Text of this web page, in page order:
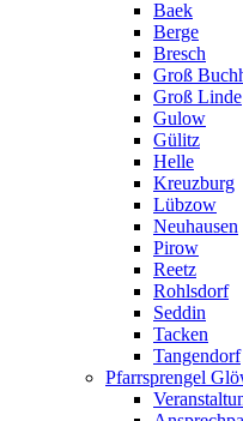
Baek
Berge
Bresch
Groß
Groß Linde
Gulow
Gülitz
Helle
Kreuzburg
Lübzow
Neuhausen
Pirow
Reetz
Rohlsdorf
Seddin
Tacken
Tangendorf
Pfarrsprengel